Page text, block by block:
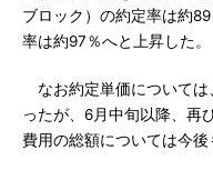
ブロック）の約定率は約
率は約97％へと上昇した。
なお約定単価については
ったが、6月中旬以降、再
費用の総額については今後